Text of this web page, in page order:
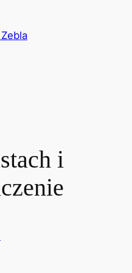
Zebla – جدول مباريات اليوم & أخبار الرياضة
i